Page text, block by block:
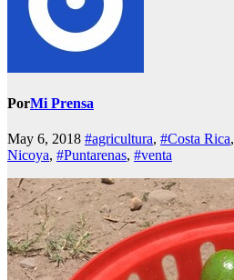
PorMi Prensa
May 6, 2018 #agricultura, #Costa Rica,
Nicoya, #Puntarenas, #venta